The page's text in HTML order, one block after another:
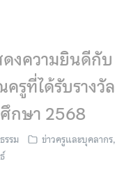
ดงความยินดีกับ
รูที่ได้รับรางวัล
กษา 2568
รม ข่าวครูและบุคลากร,